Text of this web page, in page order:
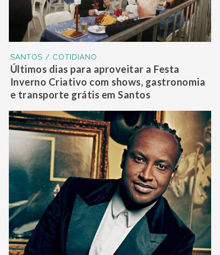
SANTOS / COTIDIANO
Últimos dias para aproveitar a Festa
Inverno Criativo com shows, gastronomia
e transporte grátis em Santos